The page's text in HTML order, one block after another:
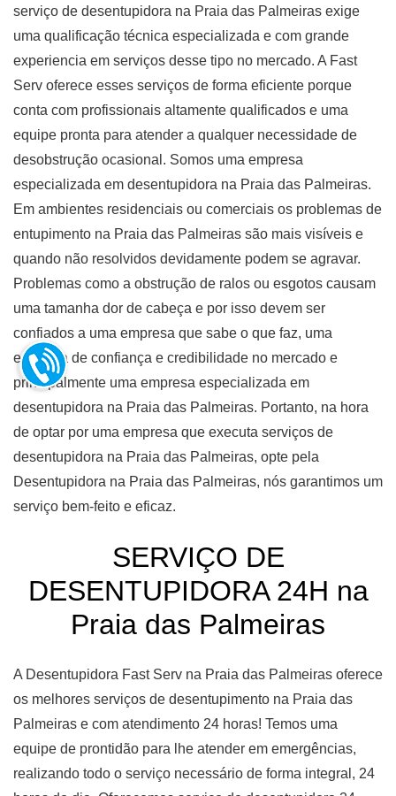
serviço de desentupidora na Praia das Palmeiras exige
uma qualificação técnica especializada e com grande
experiencia em serviços desse tipo no mercado. A Fast
Serv oferece esses serviços de forma eficiente porque
conta com profissionais altamente qualificados e uma
equipe pronta para atender a qualquer necessidade de
desobstrução ocasional. Somos uma empresa
especializada em desentupidora na Praia das Palmeiras.
Em ambientes residenciais ou comerciais os problemas de
entupimento na Praia das Palmeiras são mais visíveis e
quando não resolvidos devidamente podem se agravar.
Problemas como a obstrução de ralos ou esgotos causam
uma tamanha dor de cabeça e por isso devem ser
confiados a uma empresa que sabe o que faz, uma
empresa de confiança e credibilidade no mercado e
principalmente uma empresa especializada em
desentupidora na Praia das Palmeiras. Portanto, na hora
de optar por uma empresa que executa serviços de
desentupidora na Praia das Palmeiras, opte pela
Desentupidora na Praia das Palmeiras, nós garantimos um
serviço bem-feito e eficaz.
SERVIÇO DE
DESENTUPIDORA 24H na
Praia das Palmeiras
A Desentupidora Fast Serv na Praia das Palmeiras oferece
os melhores serviços de desentupimento na Praia das
Palmeiras e com atendimento 24 horas! Temos uma
equipe de prontidão para lhe atender em emergências,
realizando todo o serviço necessário de forma integral, 24